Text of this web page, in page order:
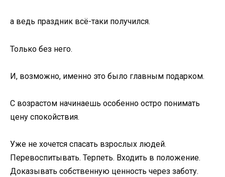
а ведь праздник всё-таки получился.
Только без него.
И, возможно, именно это было главным подарком.
С возрастом начинаешь особенно остро понимать
цену спокойствия.
Уже не хочется спасать взрослых людей.
Перевоспитывать. Терпеть. Входить в положение.
Доказывать собственную ценность через заботу.